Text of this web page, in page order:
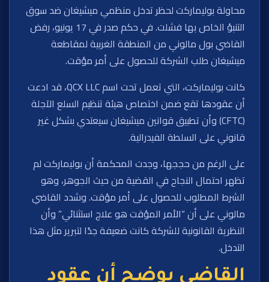
محاولة بوليماركت لحظر تدخل منظمي ميشيغان ضد سوق
التنبؤ الخاص بها فشلت. في حكم صدر في 17 يونيو، رفض
القاضي بول مالوني من المنطقة الغربية لمقاطعة
ميشيغان طلب الشركة للحصول على أمر مؤقت.
كانت بوليماركت، التي تعمل تحت اسم QCX LLC، قد ادعت
أن عقودها تقع ضمن اختصاص هيئة تنظيم السلع الآجلة
(CFTC) وأن تطبيق قوانين ميشيغان سيعتدي بشكل غير
قانوني على السلطة الفيدرالية.
على الرغم من حججها، وجدت المحكمة أن بوليماركت لم
تظهر احتمال النجاح في القضية من حيث الجوهر، وهو
الشرط المطلوب للحصول على أمر مؤقت. وشدد القاضي
مالوني على أن “الأمر المؤقت هو علاج استثنائي” وأن
النظرية القانونية للشركة كانت ضعيفة جدًا لتبرير مثل هذا
التدخل.
القاضي يوضح أن عقود